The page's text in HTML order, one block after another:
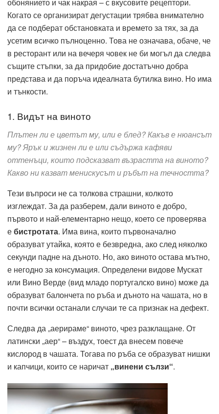
Когато се организират дегустации трябва внимателно
да се подберат обстановката и времето за тях, за да
усетим всичко пълноценно. Това не означава, обаче, че
в ресторант или на вечеря човек не би могъл да следва
същите стъпки, за да придобие достатъчно добра
представа и да поръча идеалната бутилка вино. Но има
и тънкости.
1. Видът на виното
Плътен ли е цветът му, или е блед? Какъв е нюансът
му? Ярък и жизненли е или съдържа кафяви
оттенъци, които подсказват възрастта навиното?
Какво ни казват менискусът и ръбът на течността?
Тези въпроси не са толкова страшни, колкото
изглеждат. За да разберем, дали виното е добро,
първото и най-елементарно нещо, което се проверява
ебистротата. Има вина, които първоначално
образуват утайка, която е безвредна, ако след няколко
секунди падне на дъното. Но, ако виното остава мътно,
е негодно за консумация. Определени видове Мускат
или Вино Верде (вид младо португалско вино) може да
образуват балончета по ръба и дъното на чашата, но в
почти всички останали случаи те са признак на дефект.
Следва да „аерираме“ виното, чрез разклащане. От
латински „аер“ – въздух, тоест да внесем повече
кислород в чашата. Тогава по ръба се образуват нишки
и капчици, които се наричат „винени сълзи“.